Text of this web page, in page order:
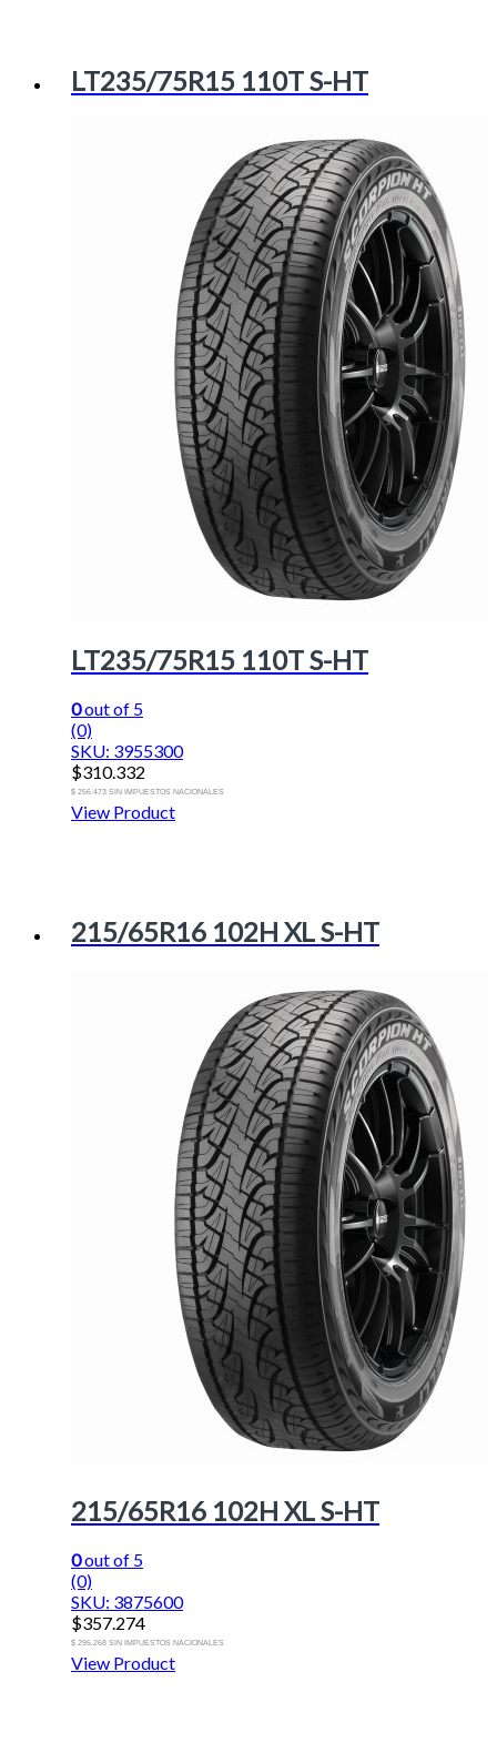
LT235/75R15 110T S-HT
LT235/75R15 110T S-HT
0out of 5
(0)
SKU: 3955300
$310.332
$ 256.473 SIN IMPUESTOS NACIONALES
View Product
215/65R16 102H XL S-HT
215/65R16 102H XL S-HT
0out of 5
(0)
SKU: 3875600
$357.274
$ 295.268 SIN IMPUESTOS NACIONALES
View Product